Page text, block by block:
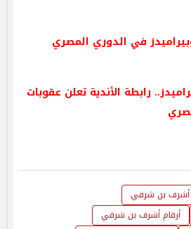
في الدوري المصري
رابطة الأندية تعلن عقوبات
أشرف بن شرقي
أرقام أشرف بن شرقي